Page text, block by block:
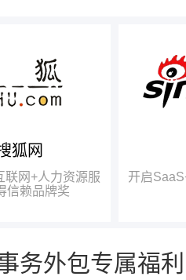
有大量的高校、
强大的智力基础，
政府的牵头下，打造
本土的人力资源服
狐网
联网+人力资源服
信赖品牌奖
瑞方人力
一奖项
力资源服务
开启
务外包专属福利